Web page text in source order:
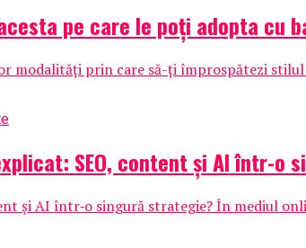
pe care le poți adopta cu
modalități prin care să-ți împrospătezi stilul
SEO, content și AI într-o
și AI într‑o singură strategie? În mediul